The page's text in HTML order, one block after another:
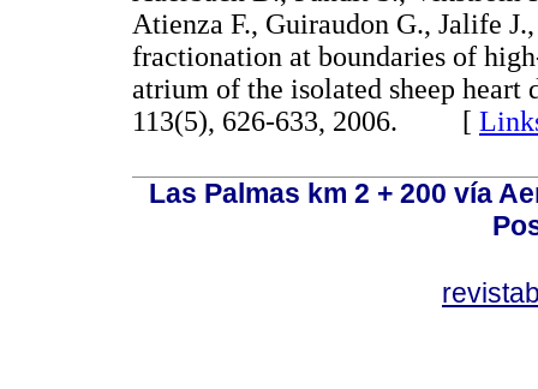
Atienza F., Guiraudon G., Jalife
fractionation at boundaries of
atrium of the isolated sheep
113(5), 626-633, 2006. [
Las Palmas km 2 + 200 vía